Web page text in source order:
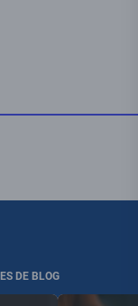
DE BLOG